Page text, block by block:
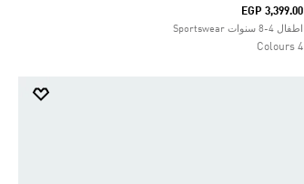
Selected
EGP 3,399.00
اطفال 4-8 سنوات Sportswear
4 Colours